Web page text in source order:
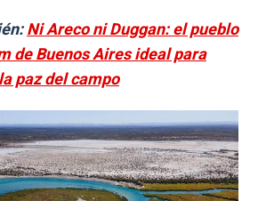
Ni Areco ni Duggan: el pueblo
de Buenos Aires ideal para
paz del campo